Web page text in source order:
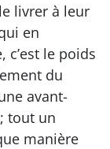
livrer à leur
en
le poids
du
avant-
tout un
manière